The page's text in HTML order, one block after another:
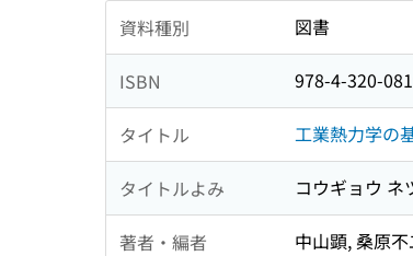
資料種別 図書
ISBN 978-4-320-
タイトル 工業熱力学の
タイトルよみ コウギョウ ネ
著者・編者 中山顕, 桑原